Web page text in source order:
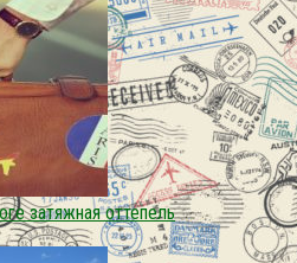
затяжная оттепель